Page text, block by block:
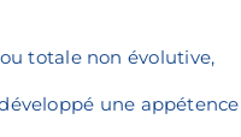
totale non évolutive,
une appétence